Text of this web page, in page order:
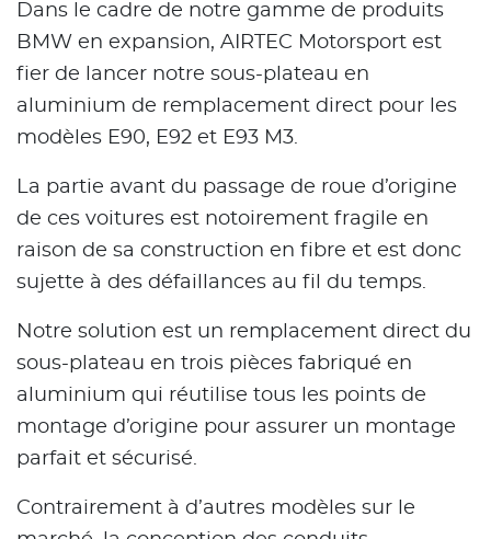
Dans le cadre de notre gamme de produits
BMW en expansion, AIRTEC Motorsport est
fier de lancer notre sous-plateau en
aluminium de remplacement direct pour les
modèles E90, E92 et E93 M3.
La partie avant du passage de roue d’origine
de ces voitures est notoirement fragile en
raison de sa construction en fibre et est donc
sujette à des défaillances au fil du temps.
Notre solution est un remplacement direct du
sous-plateau en trois pièces fabriqué en
aluminium qui réutilise tous les points de
montage d’origine pour assurer un montage
parfait et sécurisé.
Contrairement à d’autres modèles sur le